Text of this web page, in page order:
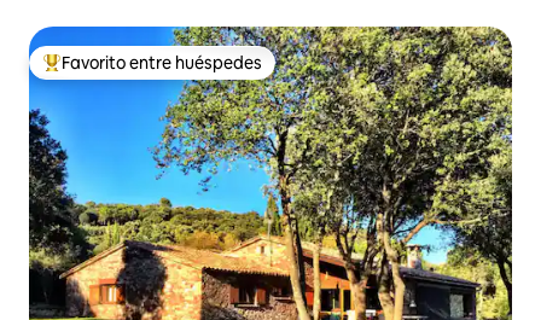
Favorito entre huéspedes preferido
Favorito entre huéspedes